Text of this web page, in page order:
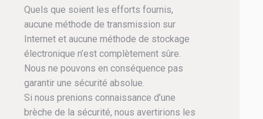
Quels que soient les efforts fournis,
aucune méthode de transmission sur
Internet et aucune méthode de stockage
électronique n’est complètement sûre.
Nous ne pouvons en conséquence pas
garantir une sécurité absolue.
Si nous prenions connaissance d’une
brèche de la sécurité, nous avertirions les